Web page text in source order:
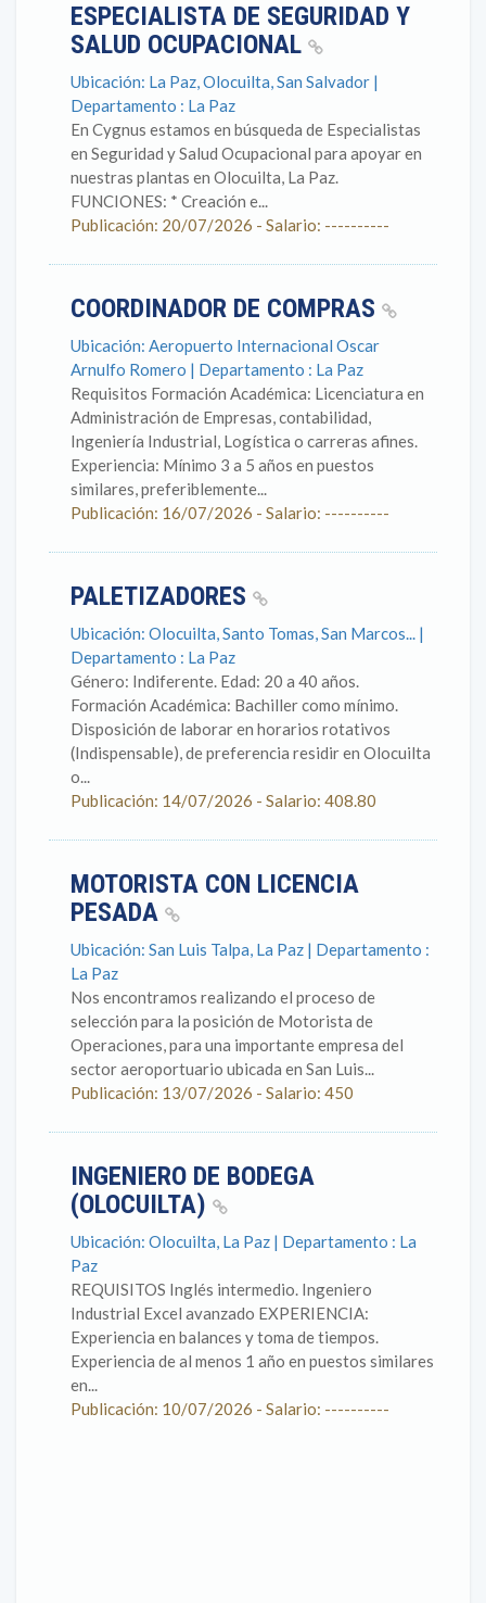
ESPECIALISTA DE SEGURIDAD Y
SALUD OCUPACIONAL
Ubicación: La Paz, Olocuilta, San Salvador |
Departamento : La Paz
En Cygnus estamos en búsqueda de Especialistas
en Seguridad y Salud Ocupacional para apoyar en
nuestras plantas en Olocuilta, La Paz.
FUNCIONES: * Creación e...
Publicación: 20/07/2026 - Salario: ----------
COORDINADOR DE COMPRAS
Ubicación: Aeropuerto Internacional Oscar
Arnulfo Romero | Departamento : La Paz
Requisitos Formación Académica: Licenciatura en
Administración de Empresas, contabilidad,
Ingeniería Industrial, Logística o carreras afines.
Experiencia: Mínimo 3 a 5 años en puestos
similares, preferiblemente...
Publicación: 16/07/2026 - Salario: ----------
PALETIZADORES
Ubicación: Olocuilta, Santo Tomas, San Marcos... |
Departamento : La Paz
Género: Indiferente. Edad: 20 a 40 años.
Formación Académica: Bachiller como mínimo.
Disposición de laborar en horarios rotativos
(Indispensable), de preferencia residir en Olocuilta
o...
Publicación: 14/07/2026 - Salario: 408.80
MOTORISTA CON LICENCIA
PESADA
Ubicación: San Luis Talpa, La Paz | Departamento :
La Paz
Nos encontramos realizando el proceso de
selección para la posición de Motorista de
Operaciones, para una importante empresa del
sector aeroportuario ubicada en San Luis...
Publicación: 13/07/2026 - Salario: 450
INGENIERO DE BODEGA
(OLOCUILTA)
Ubicación: Olocuilta, La Paz | Departamento : La
Paz
REQUISITOS Inglés intermedio. Ingeniero
Industrial Excel avanzado EXPERIENCIA:
Experiencia en balances y toma de tiempos.
Experiencia de al menos 1 año en puestos similares
en...
Publicación: 10/07/2026 - Salario: ----------